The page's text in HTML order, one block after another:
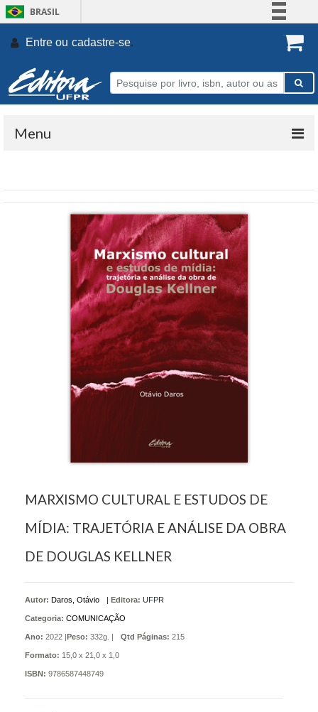
BRASIL
Participe
Entre ou cadastre-se.
Menu
MARXISMO CULTURAL E ESTUDOS DE
MÍDIA: TRAJETÓRIA E ANÁLISE DA OBRA
DE DOUGLAS KELLNER
Autor: Daros, Otávio Editora: UFPR
Categoria: COMUNICAÇÃO
Ano: 2022 | Peso: 332g. | Qtd Páginas: 215
Formato: 15,0 x 21,0 x 1,0
ISBN: 9786587448749